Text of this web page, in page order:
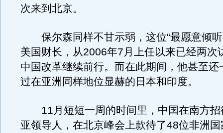
次来到北京。
保尔森同样不甘示弱，这位“最愿意倾听
美国财长，从2006年7月上任以来已经两次
中国改革继续前行。而在此期间，他甚至还
过在亚洲同样地位显赫的日本和印度。
11月短短一周的时间里，中国在南方招
亚领导人，在北京峰会上款待了48位非洲